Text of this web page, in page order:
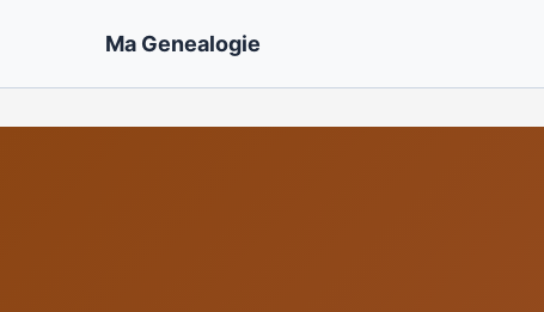
Ma Genealogie